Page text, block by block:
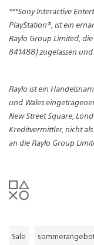
***Sony Interactive
PlayStation®, ist ein
Raylo Group Limited,
841488) zugelassen
Raylo ist ein
und Wales
New Street Square,
Kreditvermittler, nicht
an die Raylo Group
Sale